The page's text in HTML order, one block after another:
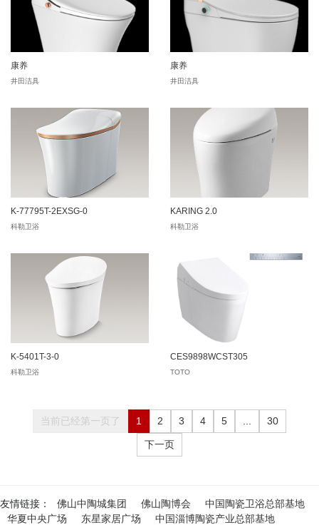
康养
井田洁具
康养
井田洁具
K-77795T-2EXSG-0
科勒卫浴
KARING 2.0
科勒卫浴
K-5401T-3-0
科勒卫浴
CES9898WCST305
TOTO
当前已经第一页了 1 2 3 4 5 30
下一页
友情链接： 佛山中陶城集团 佛山陶博会
中国陶瓷卫浴总部基地
华夏中央广场
东星家居广场 中国淄博陶瓷产业总部基地